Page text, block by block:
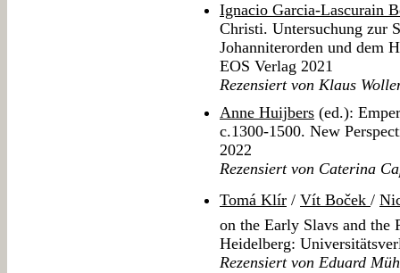
Ignacio Garcia-Lascurain
Christi. Untersuchung zur
Johanniterorden und dem
EOS Verlag 2021
Rezensiert von Klaus
Anne Huijbers (ed.):
c.1300-1500. New
2022
Rezensiert von Caterina
Tomá Klír / Vít Boček /
on the Early Slavs and
Heidelberg:
Rezensiert von Eduard